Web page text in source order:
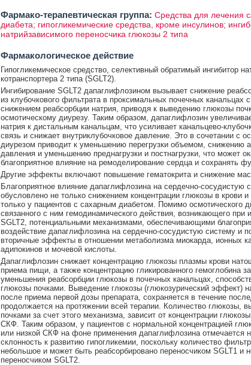
Фармако-терапевтическая группа: Средства для лечения
диабета; гипогликемические средства, кроме инсулинов;
натрийзависимого переносчика глюкозы 2 типа
Фармакологическое действие
Гипогликемическое средство, селективный обратимый ингибитор
котранспортера 2 типа (SGLT2).
Ингибирование SGLT2 дапаглифлозином вызывает снижение
из клубочкового фильтрата в проксимальных почечных канальцах
снижением реабсорбции натрия, приводя к выведению глюкозы
осмотическому диурезу. Таким образом, дапаглифлозин
натрия к дистальным канальцам, что усиливает канальцево-
связь и снижает внутриклубочковое давление. Это в сочетании с
диурезом приводит к уменьшению перегрузки объемом, снижению
давления и уменьшению преднагрузки и постнагрузки, что может
благоприятное влияние на ремоделирование сердца и сохранять
Другие эффекты включают повышение гематокрита и снижение
Благоприятное влияние дапаглифлозина на сердечно-сосудистую
обусловлено не только снижением концентрации глюкозы в крови
только у пациентов с сахарным диабетом. Помимо осмотического
связанного с ним гемодинамического действия, возникающего при
SGLT2, потенциальными механизмами, обеспечивающими
воздействие дапаглифлозина на сердечно-сосудистую систему и
вторичные эффекты в отношении метаболизма миокарда, ионных
адипокинов и мочевой кислоты.
Дапаглифлозин снижает концентрацию глюкозы плазмы крови
приема пищи, а также концентрацию гликированного гемоглобина
уменьшения реабсорбции глюкозы в почечных канальцах,
глюкозы почками. Выведение глюкозы (глюкозурический эффект)
после приема первой дозы препарата, сохраняется в течение
продолжается на протяжении всей терапии. Количество глюкозы,
почками за счет этого механизма, зависит от концентрации
СКФ. Таким образом, у пациентов с нормальной концентрацией
или низкой СКФ на фоне применения дапаглифлозина отмечается
склонность к развитию гипогликемии, поскольку количество
небольшое и может быть реабсорбировано переносчиком SGLT1 и
переносчиком SGLT2.